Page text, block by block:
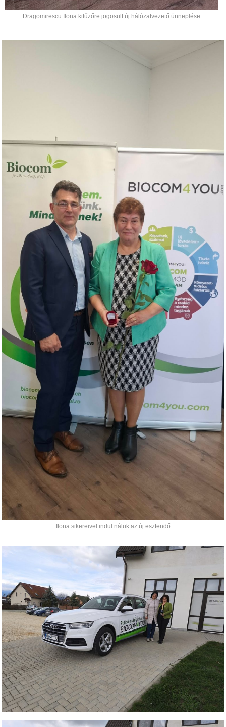
Dragomirescu Ilona kitűzőre jogosult új hálózatvezető ünneplése
Ilona sikereivel indul náluk az új esztendő